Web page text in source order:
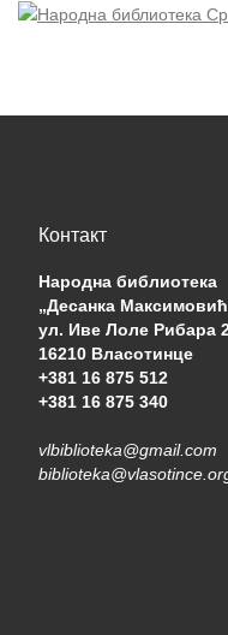
Контакт
Народна библиотека
„Десанка
ул. Иве Лоле Рибара
16210 Власотинце
+381 16 875 512
+381 16 875 340
vlbiblioteka@gmail.com